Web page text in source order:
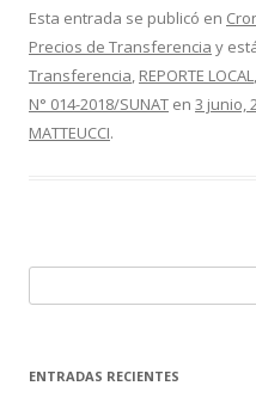
e
b
o
o
itt
er
m
p
ar
Esta entrada se publicó en
Precios de Transferencia y
Transferencia, REPORTE LOCAL,
N° 014-2018/SUNAT en 3 junio,
MATTEUCCI.
u
c
ENTRADAS RECIENTES